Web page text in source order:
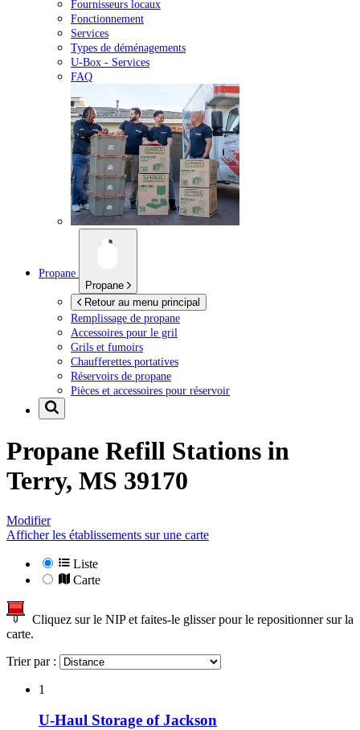
Fournisseurs locaux
Fonctionnement
Services
Types de déménagements
U-Box - Services
FAQ
Propane
Propane
Retour au menu principal
Remplissage de propane
Accessoires pour le gril
Grils et fumoirs
Chaufferettes portatives
Réservoirs de propane
Pièces et accessoires pour réservoir
Propane Refill Stations in
Terry, MS 39170
Modifier
Afficher les établissements sur une carte
Liste
Carte
Cliquez sur le NIP et faites-le glisser pour le repositionner sur la
carte.
Trier par :
1
U-Haul Storage of Jackson